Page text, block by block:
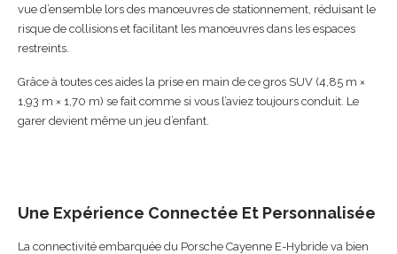
vue d’ensemble lors des manœuvres de stationnement, réduisant le
risque de collisions et facilitant les manœuvres dans les espaces
restreints.
Grâce à toutes ces aides la prise en main de ce gros SUV (4,85 m ×
1,93 m × 1,70 m) se fait comme si vous l’aviez toujours conduit. Le
garer devient même un jeu d’enfant.
Une Expérience Connectée Et Personnalisée
La connectivité embarquée du Porsche Cayenne E-Hybride va bien